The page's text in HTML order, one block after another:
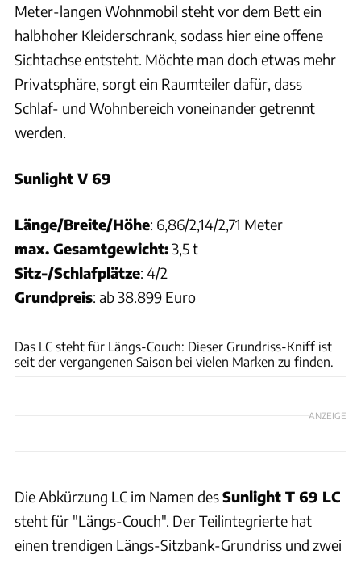
Meter-langen Wohnmobil steht vor dem Bett ein
halbhoher Kleiderschrank, sodass hier eine offene
Sichtachse entsteht. Möchte man doch etwas mehr
Privatsphäre, sorgt ein Raumteiler dafür, dass
Schlaf- und Wohnbereich voneinander getrennt
werden.
Sunlight V 69
Länge/Breite/Höhe: 6,86/2,14/2,71 Meter
max. Gesamtgewicht:3,5 t
Sitz-/Schlafplätze: 4/2
Grundpreis: ab 38.899 Euro
Das LC steht für Längs-Couch: Dieser Grundriss-Kniff ist
seit der vergangenen Saison bei vielen Marken zu finden.
ANZEIGE
Die Abkürzung LC im Namen desSunlight T 69 LC
steht für "Längs-Couch". Der Teilintegrierte hat
einen trendigen Längs-Sitzbank-Grundriss und zwei